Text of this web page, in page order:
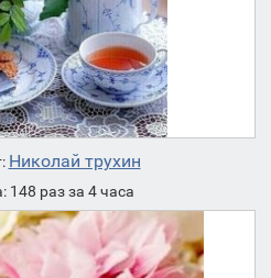
Николай трухин
148 раз за 4 часа